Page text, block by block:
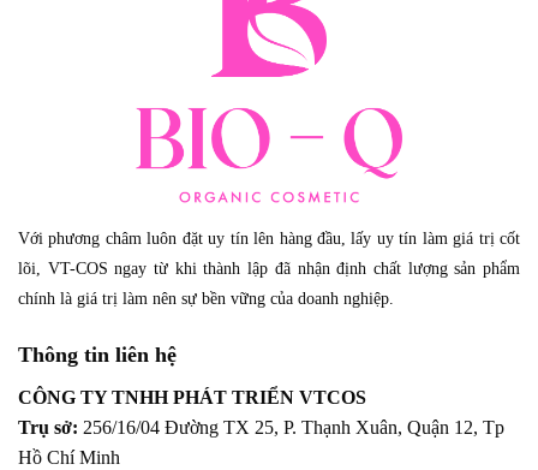
công ty chúng tôi - đơn vị
chuyên gia công mỹ phẩm uy
tín tại TPHCM và trên cả nước
Với phương châm luôn đặt uy tín lên hàng đầu, lấy uy tín làm giá trị cốt
lõi, VT-COS ngay từ khi thành lập đã nhận định chất lượng sản phẩm
chính là giá trị làm nên sự bền vững của doanh nghiệp.
Thông tin liên hệ
CÔNG TY TNHH PHÁT TRIỂN VTCOS
Trụ sở: 256/16/04 Đường TX 25, P. Thạnh Xuân, Quận 12, Tp
Hồ Chí Minh